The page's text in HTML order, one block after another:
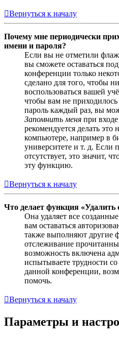
Вернуться к началу
Почему мне периодически
имени и пароля?
Если вы не отметили
вы сможете оставаться
конференции только
сделано для того, чтобы
воспользоваться вашей
чтобы вам не приходилось
пароль каждый раз, вы
Запомнить меня при
рекомендуется делать
компьютере, например в
университете и т. д. Если
отсутствует, это значит,
эту функцию.
Вернуться к началу
Что делает функция «Удалить
Она удаляет все
вам оставаться
также выполняют другие
отслеживание
возможность включена
испытываете трудности
данной конференции,
помочь.
Вернуться к началу
Параметры и